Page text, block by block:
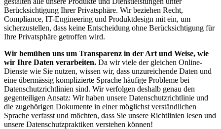
Berücksichtigung Ihrer Privatsphäre. Wir beziehen Recht,
Compliance, IT-Engineering und Produktdesign mit ein, um
sicherzustellen, dass keine Entscheidung ohne Berücksichtigung für
Ihre Privatsphäre getroffen wird.
Wir bemühen uns um Transparenz in der Art und Weise, wie
wir Ihre Daten verarbeiten. Da wir viele der gleichen Online-
Dienste wie Sie nutzen, wissen wir, dass unzureichende Daten und
eine übermässig komplizierte Sprache häufige Probleme bei
Datenschutzrichtlinien sind. Wir verfolgen deshalb genau den
gegenteiligen Ansatz: Wir haben unsere Datenschutzrichtlinie und
die zugehörigen Dokumente in einer möglichst verständlichen
Sprache verfasst und möchten, dass Sie unsere Richtlinien lesen und
unsere Datenschutzpraktiken verstehen können!